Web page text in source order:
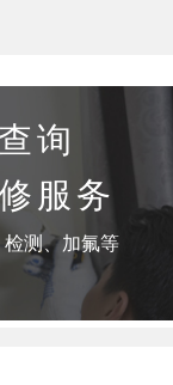
询
服务
测、加氟等